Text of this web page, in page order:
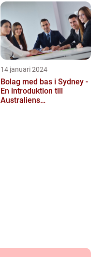
14 januari 2024
Bolag med bas i Sydney -
En introduktion till
Australiens